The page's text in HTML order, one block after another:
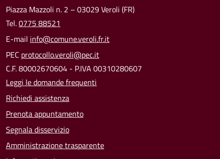
Piazza Mazzoli n. 2 – 03029 Veroli (FR)
Tel.0775 88521
E-mail info@comune.veroli.fr.it
PEC protocollo.veroli@pec.it
C.F. 80002670604 - P.IVA 00310280607
Leggi le domande frequenti
Richiedi assistenza
Prenota appuntamento
Segnala disservizio
Amministrazione trasparente